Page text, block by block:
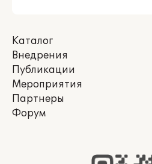
Каталог
Внедрения
Публикации
Мероприятия
Партнеры
Форум